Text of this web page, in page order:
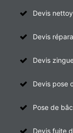
Devis
Devis
Devis
Devis pose
Pose de
Devis fuite